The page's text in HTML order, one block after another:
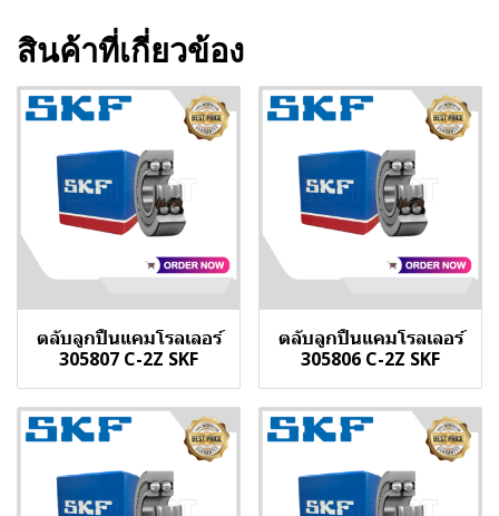
สินค้าที่เกี่ยวข้อง
ตลับลูกปืนแคมโรลเลอร์
305807 C-2Z SKF
ตลับลูกปืนแคมโรลเลอร์
305806 C-2Z SKF